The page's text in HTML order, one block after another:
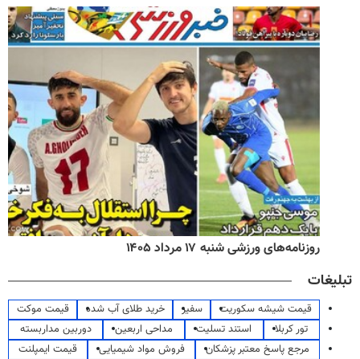
روزنامه‌های ورزشی شنبه ۱۷ مرداد ۱۴۰۵
تبلیغات
قیمت شیشه سکوریت سفیر خرید طلای آب شده
قیمت موکت
تور کربلا
استند تسلیت مداحی اربعین
دوربین مداربسته
مرجع پاسخ معتبر پزشکان
فروش مواد شیمیایی
قیمت ایمپلنت